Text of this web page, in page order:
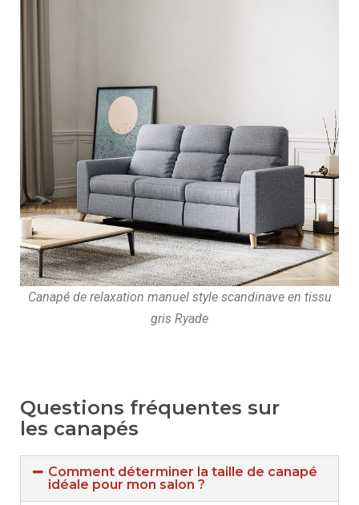
Canapé de relaxation manuel style scandinave en tissu
gris Ryade
Questions fréquentes sur
les canapés
Comment déterminer la taille de canapé
idéale pour mon salon ?